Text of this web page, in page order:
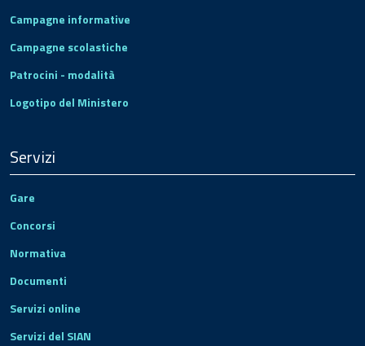
Campagne informative
Campagne scolastiche
Patrocini - modalità
Logotipo del Ministero
Servizi
Gare
Concorsi
Normativa
Documenti
Servizi online
Servizi del SIAN